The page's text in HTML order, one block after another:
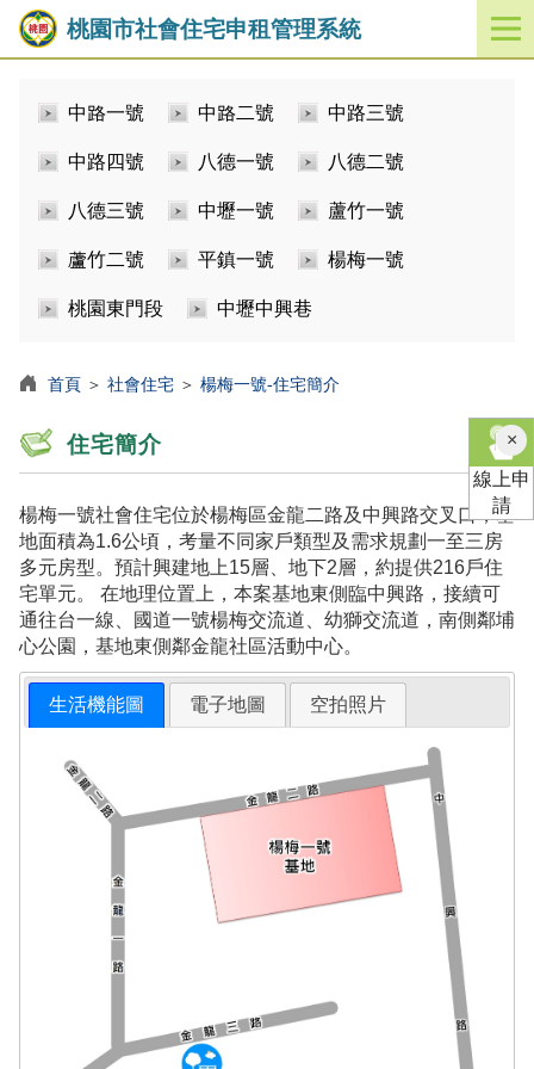
桃園市社會住宅申租管理系統
開
啟
中路一號 中路二號 中路三號
中路四號 八德一號 八德二號
八德三號 中壢一號 蘆竹一號
蘆竹二號 平鎮一號 楊梅一號
桃園東門段 中壢中興巷
首頁 ＞ 社會住宅 ＞ 楊梅一號-住宅簡介
住宅簡介
楊梅一號社會住宅位於楊梅區金龍二路及中興路交叉口，基
地面積為1.6公頃，考量不同家戶類型及需求規劃一至三房
多元房型。預計興建地上15層、地下2層，約提供216戶住
宅單元。 在地理位置上，本案基地東側臨中興路，接續可
通往台一線、國道一號楊梅交流道、幼獅交流道，南側鄰埔
心公園，基地東側鄰金龍社區活動中心。
生活機能圖 電子地圖 空拍照片
×關
閉
線上申
請